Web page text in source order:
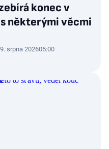
konec v
některými věcmi
9. srpna 202605:00